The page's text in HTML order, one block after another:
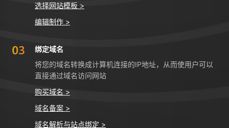
选择网站模板 >
编辑制作 >
绑定域名
将您的域名转换成计算机连接的IP地址，从而使用户可以
直接通过域名访问网站
购买域名 >
域名备案 >
域名解析与站点绑定 >